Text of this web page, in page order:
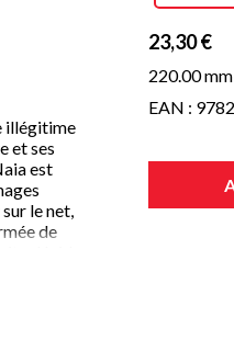
illégitime
et ses
est
le net,
de
travers
23,30 €
220.00
EAN :